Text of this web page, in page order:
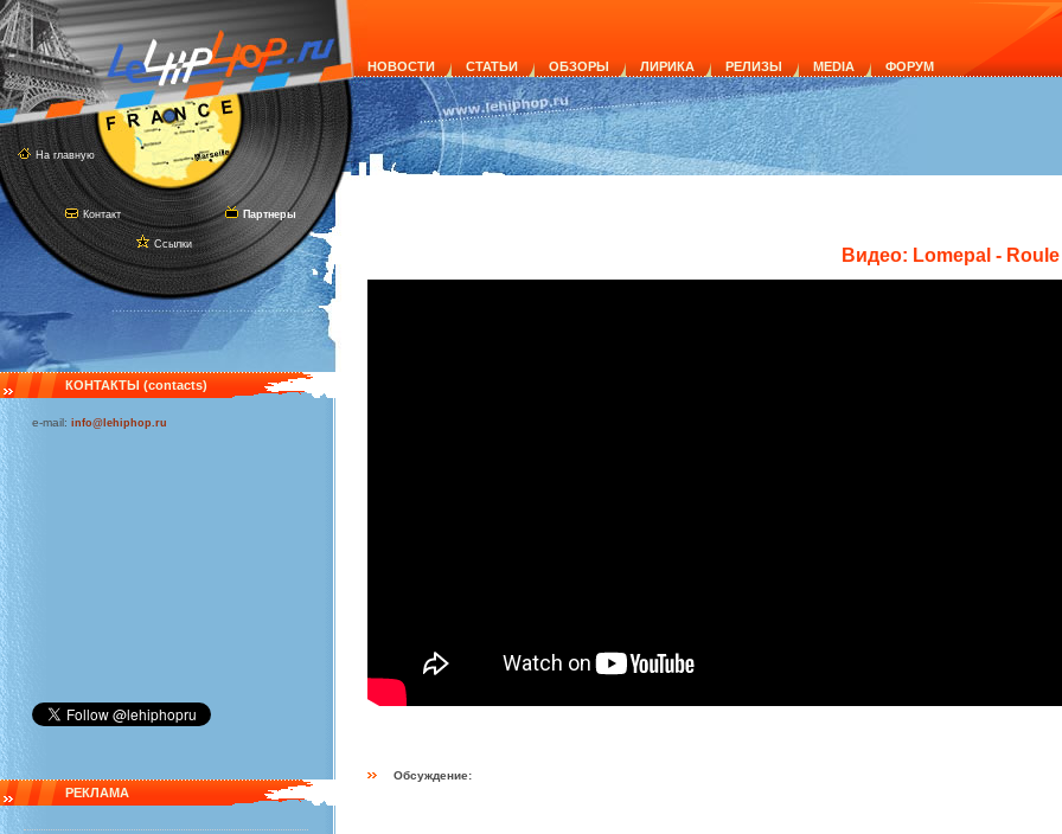
На главную
Контакт
Ссылки
Партнеры
НОВОСТИ СТАТЬИ ОБЗОРЫ ЛИРИКА РЕЛИЗЫ MEDIA ФОРУМ
КОНТАКТЫ (contacts)
e-mail: info@lehiphop.ru
РЕКЛАМА
Видео: Lomepal - Roule
Обсуждение: